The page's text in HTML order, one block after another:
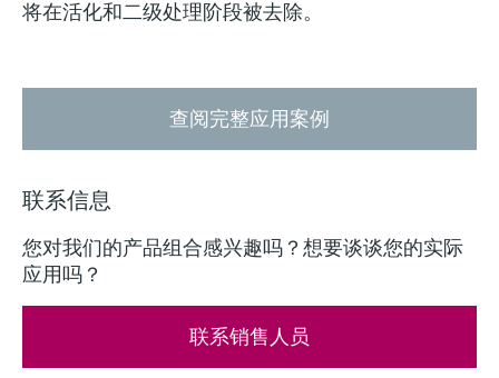
将在活化和二级处理阶段被去除。
查阅完整应用案例
联系信息
您对我们的产品组合感兴趣吗？想要谈谈您的实际
应用吗？
联系销售人员